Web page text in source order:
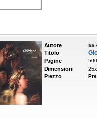
Autore
Titolo
Pagine 500
Dimensioni
Prezzo